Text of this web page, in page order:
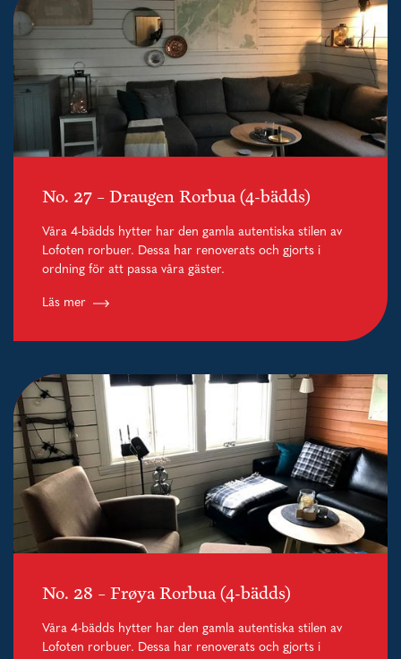
No. 27 – Draugen Rorbua (4-bädds)
Våra 4-bädds hytter har den gamla autentiska stilen av
Lofoten rorbuer. Dessa har renoverats och gjorts i
ordning för att passa våra gäster.
Läs mer
No. 28 – Frøya Rorbua (4-bädds)
Våra 4-bädds hytter har den gamla autentiska stilen av
Lofoten rorbuer. Dessa har renoverats och gjorts i